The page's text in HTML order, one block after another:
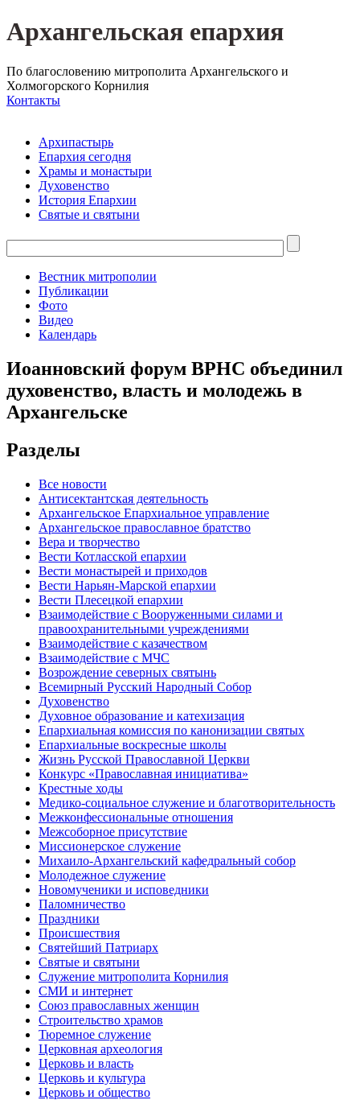
Архангельская епархия
По благословению митрополита Архангельского и
Холмогорского Корнилия
Контакты
Архипастырь
Епархия сегодня
Храмы и монастыри
Духовенство
История Епархии
Святые и святыни
Вестник митрополии
Публикации
Фото
Видео
Календарь
Иоанновский форум ВРНС объединил
духовенство, власть и молодежь в
Архангельске
Разделы
Все новости
Антисектантская деятельность
Архангельское Епархиальное управление
Архангельское православное братство
Вера и творчество
Вести Котласской епархии
Вести монастырей и приходов
Вести Нарьян-Марской епархии
Вести Плесецкой епархии
Взаимодействие с Вооруженными силами и
правоохранительными учреждениями
Взаимодействие с казачеством
Взаимодействие с МЧС
Возрождение северных святынь
Всемирный Русский Народный Собор
Духовенство
Духовное образование и катехизация
Епархиальная комиссия по канонизации святых
Епархиальные воскресные школы
Жизнь Русской Православной Церкви
Конкурс «Православная инициатива»
Крестные ходы
Медико-социальное служение и благотворительность
Межконфессиональные отношения
Межсоборное присутствие
Миссионерское служение
Михаило-Архангельский кафедральный собор
Молодежное служение
Новомученики и исповедники
Паломничество
Праздники
Происшествия
Святейший Патриарх
Святые и святыни
Служение митрополита Корнилия
СМИ и интернет
Союз православных женщин
Строительство храмов
Тюремное служение
Церковная археология
Церковь и власть
Церковь и культура
Церковь и общество